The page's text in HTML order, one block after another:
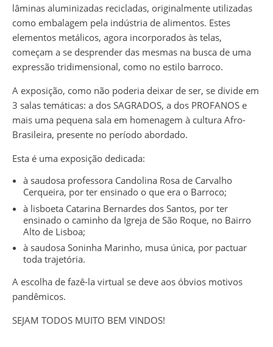
lâminas aluminizadas recicladas, originalmente utilizadas
como embalagem pela indústria de alimentos. Estes
elementos metálicos, agora incorporados às telas,
começam a se desprender das mesmas na busca de uma
expressão tridimensional, como no estilo barroco.
A exposição, como não poderia deixar de ser, se divide em
3 salas temáticas: a dos SAGRADOS, a dos PROFANOS e
mais uma pequena sala em homenagem à cultura Afro-
Brasileira, presente no período abordado.
Esta é uma exposição dedicada:
à saudosa professora Candolina Rosa de Carvalho
Cerqueira, por ter ensinado o que era o Barroco;
à lisboeta Catarina Bernardes dos Santos, por ter
ensinado o caminho da Igreja de São Roque, no Bairro
Alto de Lisboa;
à saudosa Soninha Marinho, musa única, por pactuar
toda trajetória.
A escolha de fazê-la virtual se deve aos óbvios motivos
pandêmicos.
SEJAM TODOS MUITO BEM VINDOS!